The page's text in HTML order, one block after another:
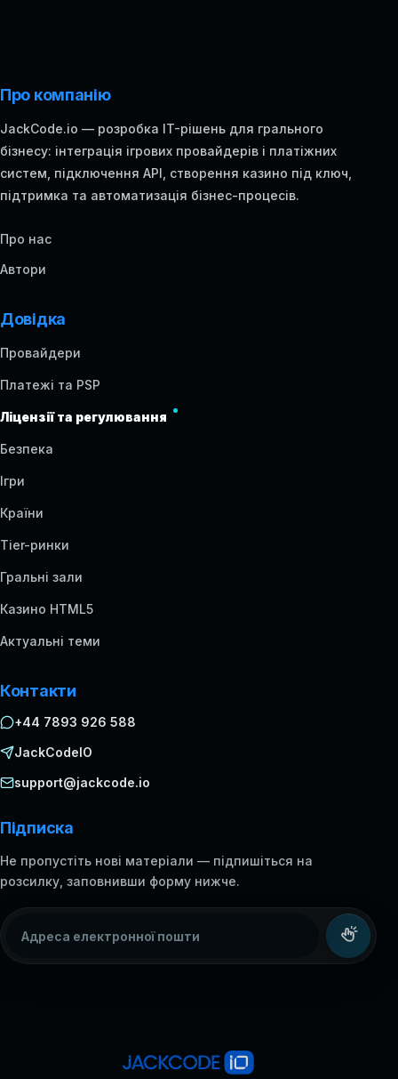
Про компанію
JackCode.io — розробка IT-рішень для грального
бізнесу: інтеграція ігрових провайдерів і платіжних
систем, підключення API, створення казино під ключ,
підтримка та автоматизація бізнес-процесів.
Про нас
Автори
Довідка
Провайдери
Платежі та PSP
Ліцензії та регулювання
Безпека
Ігри
Країни
Tier-ринки
Гральні зали
Казино HTML5
Актуальні теми
Контакти
+44 7893 926 588
JackCodeIO
support@jackcode.io
Підписка
Не пропустіть нові матеріали — підпишіться на
розсилку, заповнивши форму нижче.